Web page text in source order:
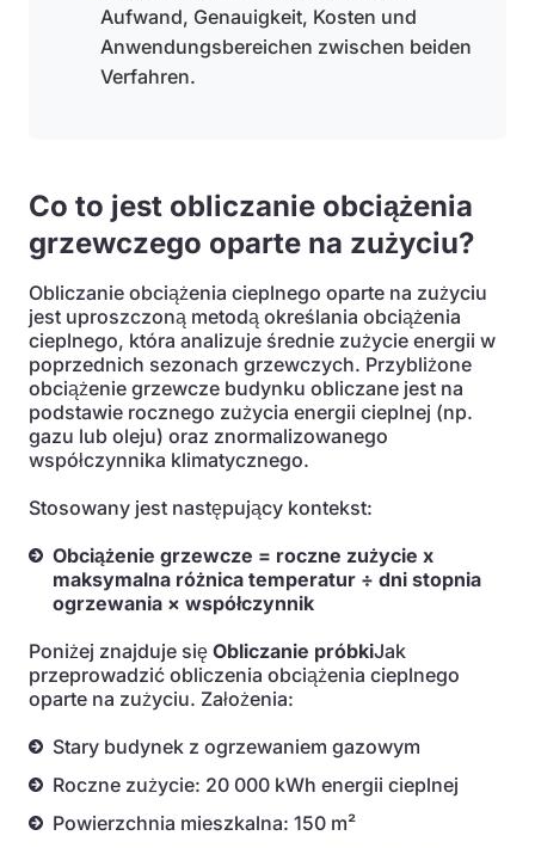
Aufwand, Genauigkeit, Kosten und
Anwendungsbereichen zwischen beiden
Verfahren.
Co to jest obliczanie obciążenia
grzewczego oparte na zużyciu?
Obliczanie obciążenia cieplnego oparte na zużyciu
jest uproszczoną metodą określania obciążenia
cieplnego, która analizuje średnie zużycie energii w
poprzednich sezonach grzewczych. Przybliżone
obciążenie grzewcze budynku obliczane jest na
podstawie rocznego zużycia energii cieplnej (np.
gazu lub oleju) oraz znormalizowanego
współczynnika klimatycznego.
Stosowany jest następujący kontekst:
Obciążenie grzewcze = roczne zużycie x
maksymalna różnica temperatur ÷ dni stopnia
ogrzewania × współczynnik
Poniżej znajduje się Obliczanie próbkiJak
przeprowadzić obliczenia obciążenia cieplnego
oparte na zużyciu. Założenia:
Stary budynek z ogrzewaniem gazowym
Roczne zużycie: 20 000 kWh energii cieplnej
Powierzchnia mieszkalna: 150 m²